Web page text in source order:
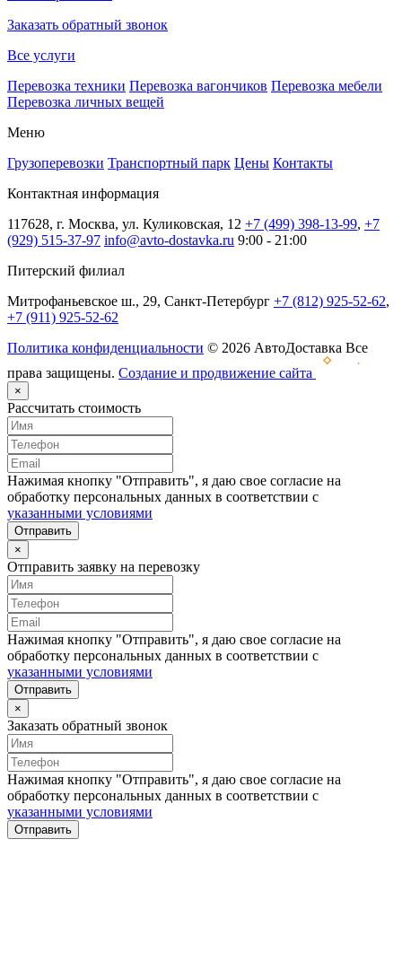
Заказать обратный звонок
Все услуги
Перевозка техники Перевозка вагончиков Перевозка мебели
Перевозка личных вещей
Меню
Грузоперевозки Транспортный парк Цены Контакты
Контактная информация
117628, г. Москва, ул. Куликовская, 12 +7 (499) 398-13-99, +7
(929) 515-37-97 info@avto-dostavka.ru 9:00 - 21:00
Питерский филиал
Митрофаньевское ш., 29, Санкт-Петербург +7 (812) 925-52-62,
+7 (911) 925-52-62
Политика конфиденциальности © 2026 АвтоДоставка Все
права защищены. Создание и продвижение сайта
×
Рассчитать стоимость
Нажимая кнопку "Отправить", я даю свое согласие на
обработку персональных данных в соответствии с
указанными условиями
Отправить
×
Отправить заявку на перевозку
Нажимая кнопку "Отправить", я даю свое согласие на
обработку персональных данных в соответствии с
указанными условиями
Отправить
×
Заказать обратный звонок
Нажимая кнопку "Отправить", я даю свое согласие на
обработку персональных данных в соответствии с
указанными условиями
Отправить